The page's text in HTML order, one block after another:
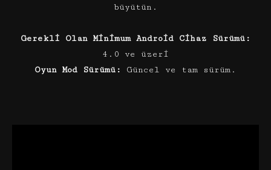
büyütün.
Gerekli Olan Minimum Android Cihaz Sürümü:
4.0 ve üzeri
Oyun Mod Sürümü:
Güncel ve tam sürüm.